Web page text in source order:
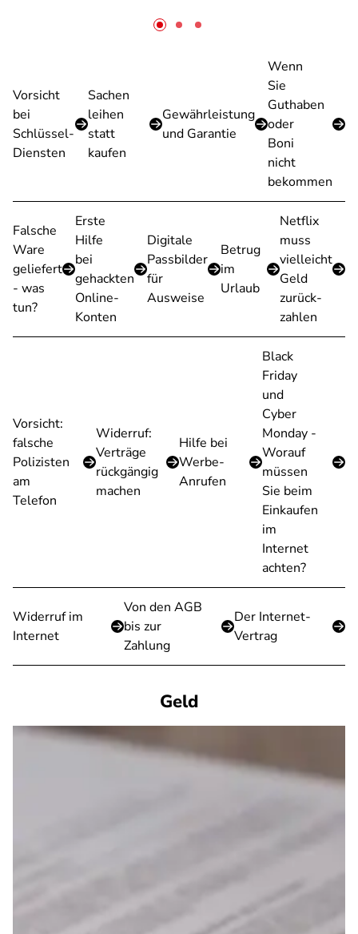
Vorsicht
bei
Schlüssel-
Diensten
Sachen
leihen
statt
kaufen
Gewährleistung
und Garantie
Wenn
Sie
Guthaben
oder
Boni
nicht
bekommen
Falsche
Ware
geliefert
- was
tun?
Erste
Hilfe
bei
gehackten
Online-
Konten
Digitale
Passbilder
für
Ausweise
Betrug
im
Urlaub
Netflix
muss
vielleicht
Geld
zurück-
zahlen
Vorsicht:
falsche
Polizisten
am
Telefon
Widerruf:
Verträge
rückgängig
machen
Hilfe bei
Werbe-
Anrufen
Black
Friday
und
Cyber
Monday -
Worauf
müssen
Sie beim
Einkaufen
im
Internet
achten?
Widerruf im
Internet
Von den AGB
bis zur
Zahlung
Der Internet-
Vertrag
Geld